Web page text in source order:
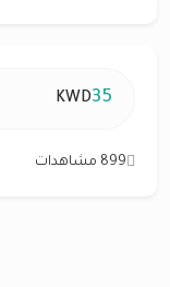
35
KWD
899 مشاهدات